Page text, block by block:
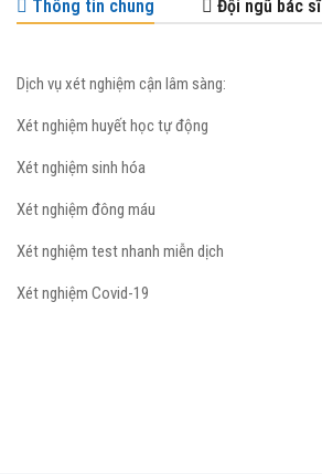
Thông tin chung Đội ngũ bác sĩ
Dịch vụ xét nghiệm cận lâm sàng:
Xét nghiệm huyết học tự động
Xét nghiệm sinh hóa
Xét nghiệm đông máu
Xét nghiệm test nhanh miễn dịch
Xét nghiệm Covid-19